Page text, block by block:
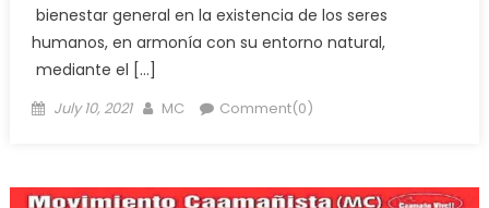
bienestar general en la existencia de los seres
humanos, en armonía con su entorno natural,
mediante el […]
Posted
July 10, 2021 Author
MC Comment(0)